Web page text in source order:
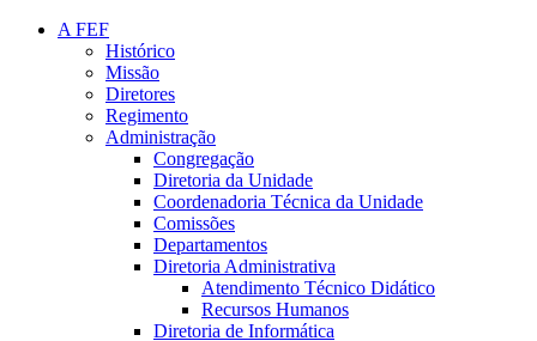
A FEF
Histórico
Missão
Diretores
Regimento
Administração
Congregação
Diretoria da Unidade
Coordenadoria Técnica da Unidade
Comissões
Departamentos
Diretoria Administrativa
Atendimento Técnico Didático
Recursos Humanos
Diretoria de Informática